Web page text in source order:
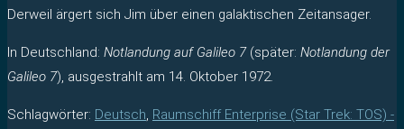
Derweil ärgert sich Jim über einen galaktischen Zeitansager.
In Deutschland: Notlandung auf Galileo 7(später: Notlandung der
Galileo 7), ausgestrahlt am 14. Oktober 1972.
Schlagwörter: Deutsch, Raumschiff Enterprise (Star Trek: TOS) -